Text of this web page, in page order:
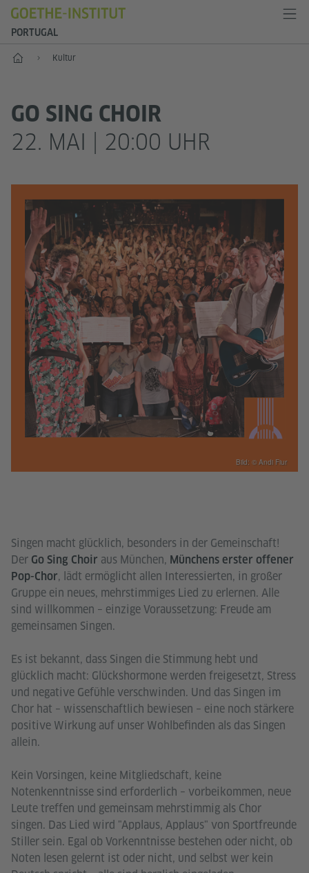
PORTUGAL
Start Kultur
GO SING CHOIR
22. MAI | 20:00 UHR
Foto (Ausschnitt): © Xaver Lockau
Bild: © Andi Fiur
Singen macht glücklich, besonders in der Gemeinschaft!
Der Go Sing Choir aus München, Münchens erster offener
Pop-Chor, lädt ermöglicht allen Interessierten, in großer
Gruppe ein neues, mehrstimmiges Lied zu erlernen. Alle
sind willkommen – einzige Voraussetzung: Freude am
gemeinsamen Singen.
Es ist bekannt, dass Singen die Stimmung hebt und
glücklich macht: Glückshormone werden freigesetzt, Stress
und negative Gefühle verschwinden. Und das Singen im
Chor hat – wissenschaftlich bewiesen – eine noch stärkere
positive Wirkung auf unser Wohlbefinden als das Singen
allein.
Kein Vorsingen, keine Mitgliedschaft, keine
Notenkenntnisse sind erforderlich – vorbeikommen, neue
Leute treffen und gemeinsam mehrstimmig als Chor
singen. Das Lied wird "Applaus, Applaus" von Sportfreunde
Stiller sein. Egal ob Vorkenntnisse bestehen oder nicht, ob
Noten lesen gelernt ist oder nicht, und selbst wer kein